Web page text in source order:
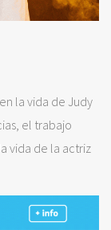
la vida de Judy
el trabajo
vida de la actriz